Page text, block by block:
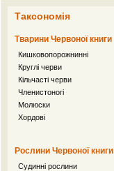
Таксономія
Тварини Червоної книги
Кишковопорожнинні
Круглі черви
Кільчасті черви
Членистоногі
Молюски
Хордові
Рослини Червоної книги
Судинні рослини